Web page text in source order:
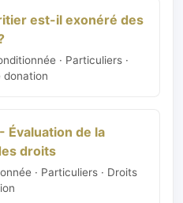
est-il exonéré des
· Particuliers ·
donation
Évaluation de la
droits
· Particuliers · Droits